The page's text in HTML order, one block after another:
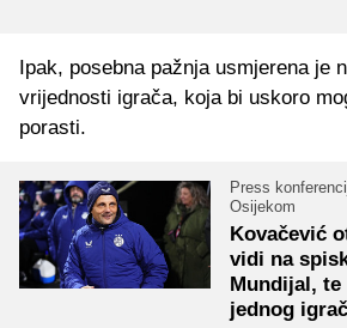
Ipak, posebna pažnja usmjerena je
vrijednosti igrača, koja bi uskoro
porasti.
Press
Osijekom
Kovačević
vidi na
Mundijal,
jednog